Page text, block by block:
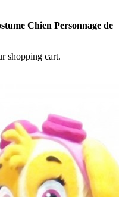
Chien Personnage de
shopping cart.